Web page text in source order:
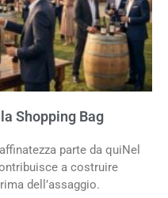
Shopping Bag
parte da quiNel
a costruire
dell’assaggio.